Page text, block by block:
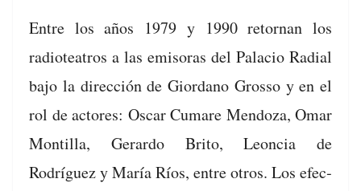
Entre los años 1979 y 1990 retor­nan los
radioteatros a las emiso­ras del Pala­cio Radi­al
bajo la direc­ción de Gior­dano Grosso y en el
rol de actores: Oscar Cumare Men­doza, Omar
Mon­til­la, Ger­ar­do Brito, Leon­cia de
Rodríguez y María Ríos, entre otros. Los efec­